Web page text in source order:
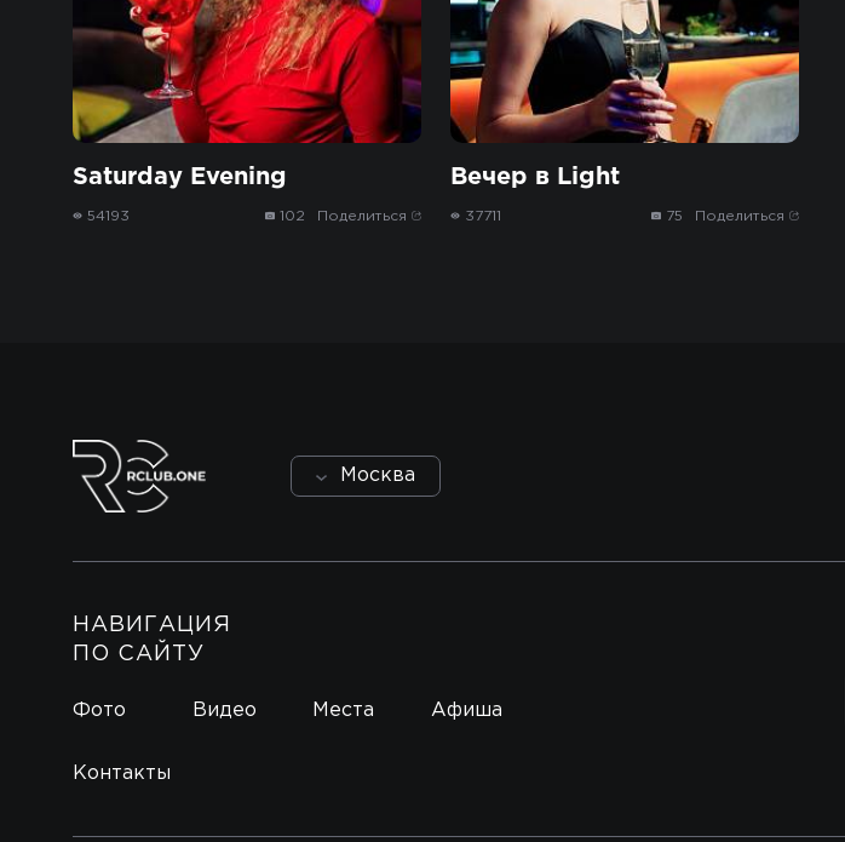
Saturday Еvening
54193 102 Поделиться
Вечер в Light
37711 75 Поделиться
Москва
НАВИГАЦИЯ
ПО САЙТУ
Фото Видео Места Афиша
Контакты